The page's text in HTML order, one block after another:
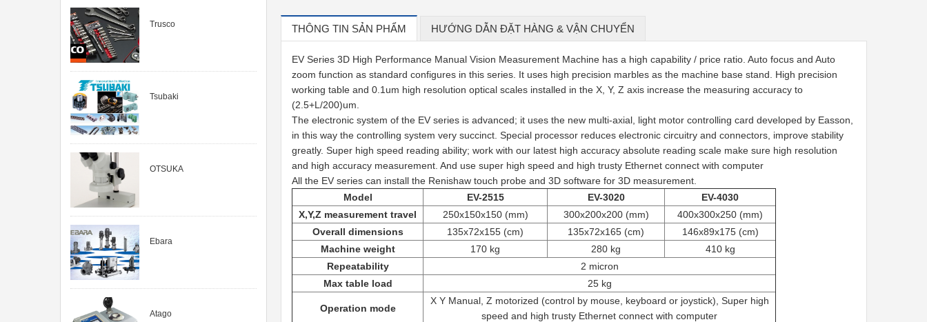
Trusco
Tsubaki
OTSUKA
Ebara
Atago
THÔNG TIN SẢN PHẨM HƯỚNG DẪN ĐẶT HÀNG & VẬN CHUYỂN
EV Series 3D High Performance Manual Vision Measurement Machine has a high capability / price ratio. Auto focus and Auto
zoom function as standard configures in this series. It uses high precision marbles as the machine base stand. High precision
working table and 0.1um high resolution optical scales installed in the X, Y, Z axis increase the measuring accuracy to
(2.5+L/200)um.
The electronic system of the EV series is advanced; it uses the new multi-axial, light motor controlling card developed by Easson,
in this way the controlling system very succinct. Special processor reduces electronic circuitry and connectors, improve stability
greatly. Super high speed reading ability; work with our latest high accuracy absolute reading scale make sure high resolution
and high accuracy measurement. And use super high speed and high trusty Ethernet connect with computer
All the EV series can install the Renishaw touch probe and 3D software for 3D measurement.
Model
EV-2515 EV-3020
EV-4030
X,Y,Z measurement travel
250x150x150 (mm) 300x200x200 (mm)
400x300x250 (mm)
Overall dimensions
135x72x155 (cm) 135x72x165 (cm)
146x89x175 (cm)
Machine weight
170 kg 280 kg
410 kg
Repeatability
2 micron
Max table load
25 kg
Operation mode
X Y Manual, Z motorized (control by mouse, keyboard or joystick), Super high
speed and high trusty Ethernet connect with computer